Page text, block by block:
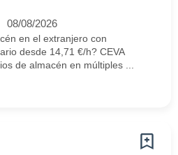
08/08/2026
en el extranjero con
desde 14,71 €/h? CEVA
de almacén en múltiples ...